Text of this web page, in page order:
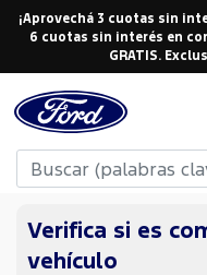
¡Aprovechá 3 cuotas sin
6 cuotas sin interés en
GRATIS.
Verifica si es
vehículo